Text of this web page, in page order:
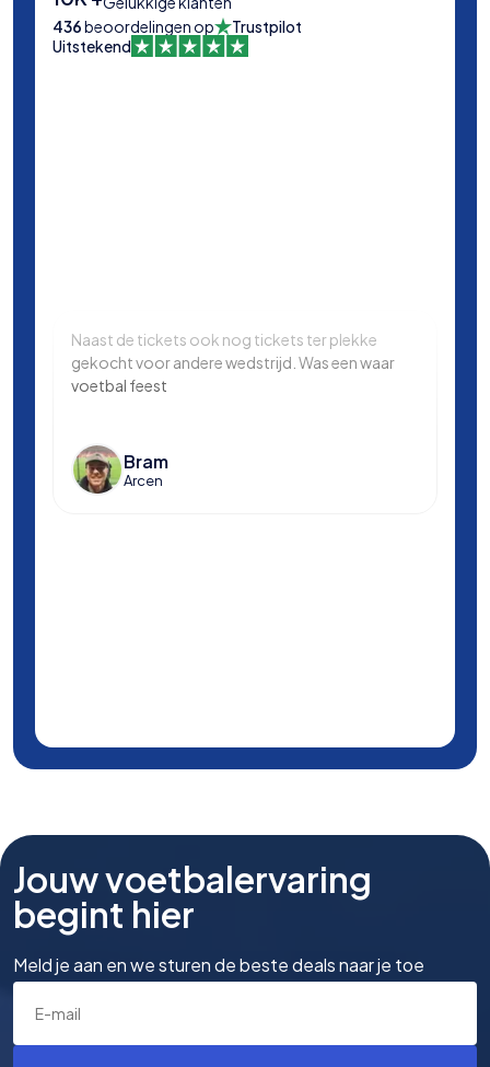
436beoordelingen op
Trustpilot
Uitstekend
Naast de tickets ook nog tickets ter plekke
gekocht voor andere wedstrijd. Was een waar
voetbal feest
Bram
Arcen
Jouw voetbalervaring
begint hier
Meld je aan en we sturen de beste deals naar je toe